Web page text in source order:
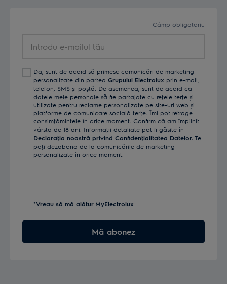
Câmp obligatoriu
Da, sunt de acord să primesc comunicări de marketing
personalizate din partea Grupului Electrolux prin e-mail,
telefon, SMS și poștă. De asemenea, sunt de acord ca
datele mele personale să fie partajate cu reţele terţe și
utilizate pentru reclame personalizate pe site-uri web și
platforme de comunicare socială terţe. Îmi pot retrage
consimţămintele în orice moment. Confirm că am împlinit
vârsta de 18 ani. Informaţii detaliate pot fi găsite în
Declaraţia noastră privind Confidenţialitatea Datelor. Te
poţi dezabona de la comunicările de marketing
personalizate în orice moment.
*Vreau să mă alătur MyElectrolux
Mă abonez